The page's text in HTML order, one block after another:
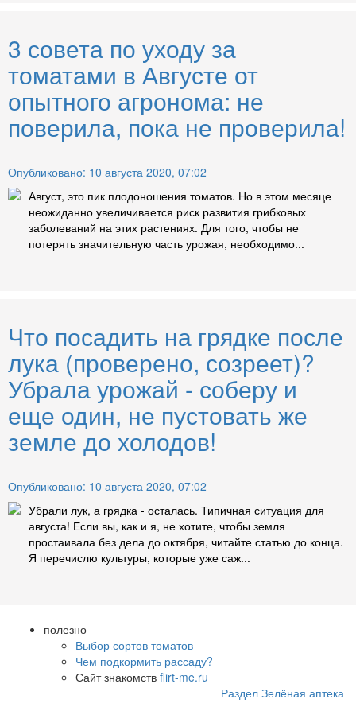
3 совета по уходу за
томатами в Августе от
опытного агронома: не
поверила, пока не проверила!
Опубликовано: 10 августа 2020, 07:02
Август, это пик плодоношения томатов. Но в этом месяце
неожиданно увеличивается риск развития грибковых
заболеваний на этих растениях. Для того, чтобы не
потерять значительную часть урожая, необходимо...
Что посадить на грядке после
лука (проверено, созреет)?
Убрала урожай - соберу и
еще один, не пустовать же
земле до холодов!
Опубликовано: 10 августа 2020, 07:02
Убрали лук, а грядка - осталась. Типичная ситуация для
августа! Если вы, как и я, не хотите, чтобы земля
простаивала без дела до октября, читайте статью до конца.
Я перечислю культуры, которые уже саж...
полезно
Выбор сортов томатов
Чем подкормить рассаду?
Сайт знакомств flirt-me.ru
Раздел Зелёная аптека